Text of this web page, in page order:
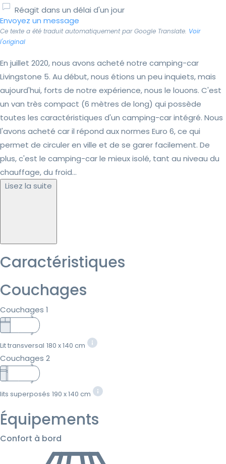
Réagit dans un délai d'un jour
Envoyez un message
Ce texte a été traduit automatiquement par Google Translate. Voir
l'original
En juillet 2020, nous avons acheté notre camping-car
Livingstone 5. Au début, nous étions un peu inquiets, mais
aujourd'hui, forts de notre expérience, nous le louons. C'est
un van très compact (6 mètres de long) qui possède
toutes les caractéristiques d'un camping-car intégré. Nous
l'avons acheté car il répond aux normes Euro 6, ce qui
permet de circuler en ville et de se garer facilement. De
plus, c'est le camping-car le mieux isolé, tant au niveau du
chauffage, du froid...
Lisez la suite
Caractéristiques
Couchages
Couchages 1
Lit transversal 180 x 140 cm
Couchages 2
lits superposés 190 x 140 cm
Équipements
Confort à bord